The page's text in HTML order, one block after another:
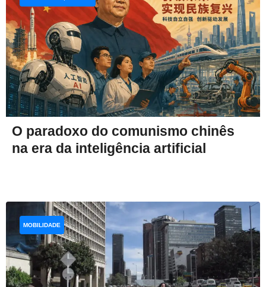
O paradoxo do comunismo chinês
na era da inteligência artificial
MOBILIDADE